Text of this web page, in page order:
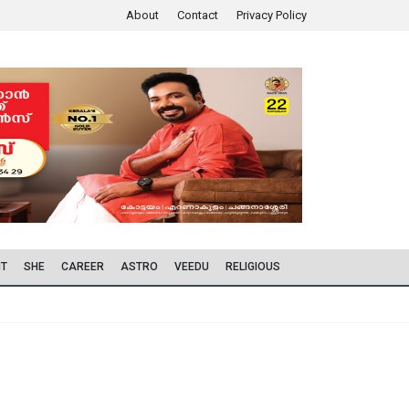
About Contact Privacy Policy
SHE CAREER ASTRO VEEDU RELIGIOUS